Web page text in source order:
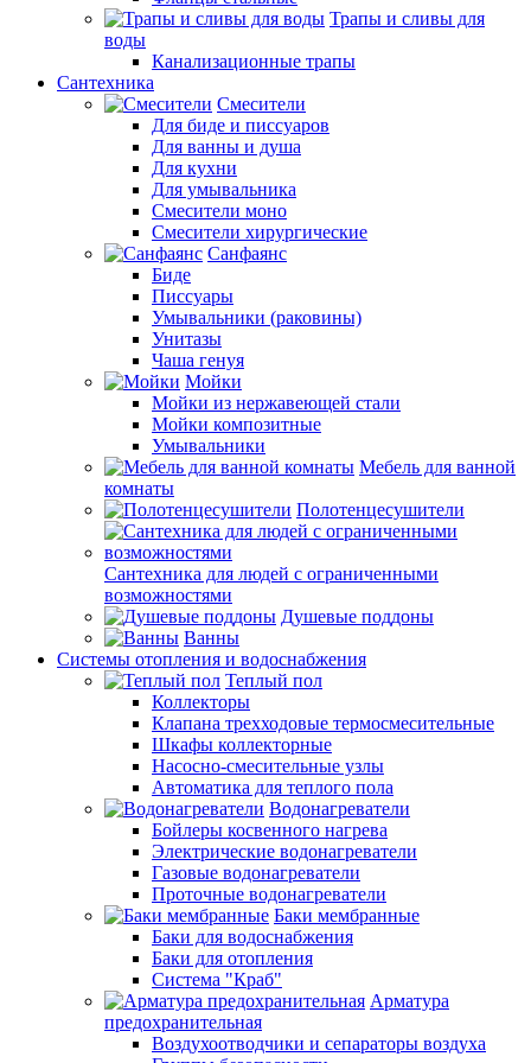
Трапы и сливы для
воды
Канализационные трапы
Сантехника
Смесители
Для биде и писсуаров
Для ванны и душа
Для кухни
Для умывальника
Смесители моно
Смесители хирургические
Санфаянс
Биде
Писсуары
Умывальники (раковины)
Унитазы
Чаша генуя
Мойки
Мойки из нержавеющей стали
Мойки композитные
Умывальники
Мебель для ванной
комнаты
Полотенцесушители
Сантехника для людей с ограниченными
возможностями
Душевые поддоны
Ванны
Системы отопления и водоснабжения
Теплый пол
Коллекторы
Клапана трехходовые термосмесительные
Шкафы коллекторные
Насосно-смесительные узлы
Автоматика для теплого пола
Водонагреватели
Бойлеры косвенного нагрева
Электрические водонагреватели
Газовые водонагреватели
Проточные водонагреватели
Баки мембранные
Баки для водоснабжения
Баки для отопления
Система "Краб"
Арматура
предохранительная
Воздухоотводчики и сепараторы воздуха